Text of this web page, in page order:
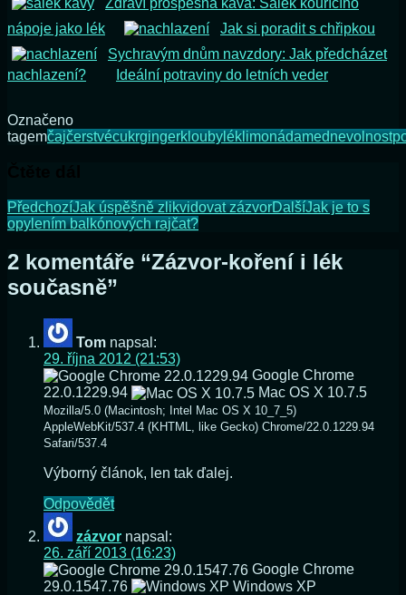
Zdraví prospěšná káva: Šálek kouřícího
nápoje jako lék
Jak si poradit s chřipkou
Sychravým dnům navzdory: Jak předcházet
nachlazení?
Ideální potraviny do letních veder
Označeno
tagemčajčerstvécukrgingerkloubyléklimonádamednevolnost
PředchozíJak úspěšně zlikvidovat zázvorDalšíJak je to s
opylením balkónových rajčat?
2 komentáře “Zázvor-koření i lék
současně”
Tom napsal:
29. října 2012 (21:53)
Google Chrome
22.0.1229.94
Mac OS X 10.7.5
Mozilla/5.0 (Macintosh; Intel Mac OS X 10_7_5)
AppleWebKit/537.4 (KHTML, like Gecko) Chrome/22.0.1229.94
Safari/537.4
Výborný článok, len tak ďalej.
Odpovědět
zázvor napsal:
26. září 2013 (16:23)
Google Chrome
29.0.1547.76
Windows XP